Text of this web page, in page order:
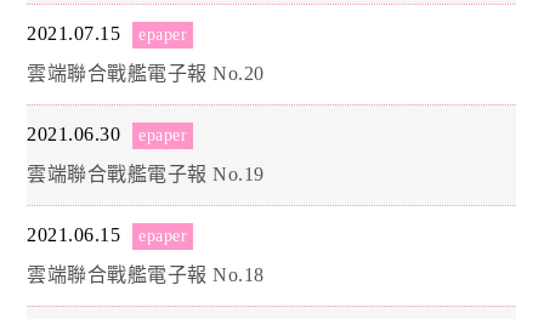
2021.07.15 epaper
雲端聯合戰艦電子報 No.20
2021.06.30 epaper
雲端聯合戰艦電子報 No.19
2021.06.15 epaper
雲端聯合戰艦電子報 No.18